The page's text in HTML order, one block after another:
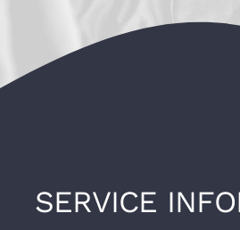
SERVICE